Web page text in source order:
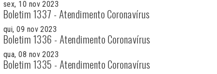
sex, 10 nov 2023
Boletim 1337 - Atendimento Coronavírus
qui, 09 nov 2023
Boletim 1336 - Atendimento Coronavírus
qua, 08 nov 2023
Boletim 1335 - Atendimento Coronavírus